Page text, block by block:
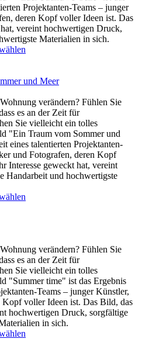
Projektanten-Teams – junger
deren Kopf voller Ideen ist. Das
vereint hochwertigen Druck,
Materialien in sich.
und Meer
verändern? Fühlen Sie
es an der Zeit für
Sie vielleicht ein tolles
"Ein Traum vom Sommer und
eines talentierten Projektanten-
und Fotografen, deren Kopf
Interesse geweckt hat, vereint
Handarbeit und hochwertigste
verändern? Fühlen Sie
es an der Zeit für
Sie vielleicht ein tolles
"Summer time" ist das Ergebnis
Teams – junger Künstler,
voller Ideen ist. Das Bild, das
hochwertigen Druck, sorgfältige
in sich.